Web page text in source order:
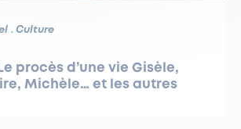
Culture
Le procès d’une vie Gisèle,
Michèle… et les autres